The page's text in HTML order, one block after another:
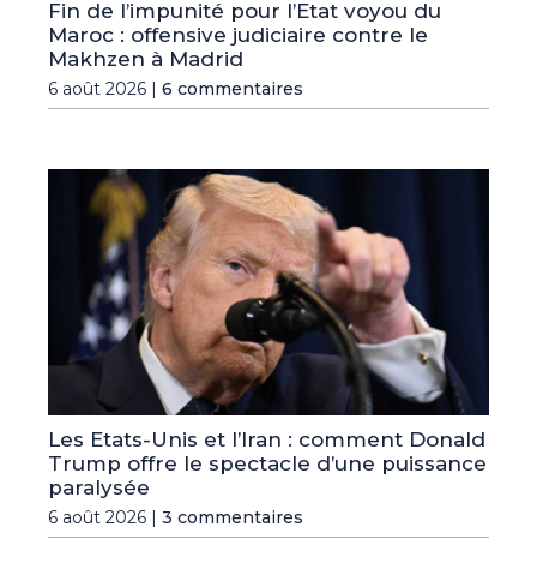
Fin de l’impunité pour l’Etat voyou du
Maroc : offensive judiciaire contre le
Makhzen à Madrid
6 août 2026 | 6 commentaires
Les Etats-Unis et l’Iran : comment Donald
Trump offre le spectacle d’une puissance
paralysée
6 août 2026 | 3 commentaires